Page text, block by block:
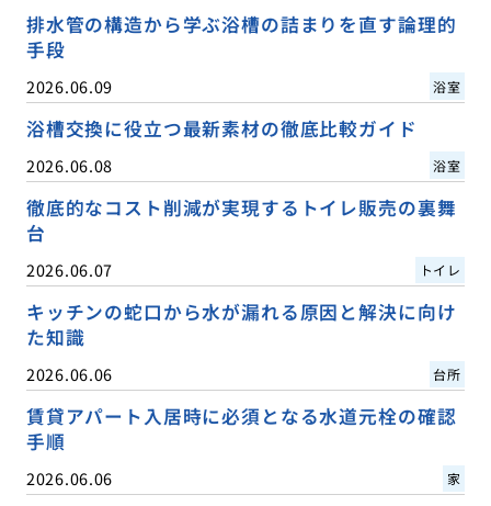
排水管の構造から学ぶ浴槽の詰まりを直す論理的
手段
2026.06.09 浴室
浴槽交換に役立つ最新素材の徹底比較ガイド
2026.06.08 浴室
徹底的なコスト削減が実現するトイレ販売の裏舞
台
2026.06.07 トイレ
キッチンの蛇口から水が漏れる原因と解決に向け
た知識
2026.06.06 台所
賃貸アパート入居時に必須となる水道元栓の確認
手順
2026.06.06 家